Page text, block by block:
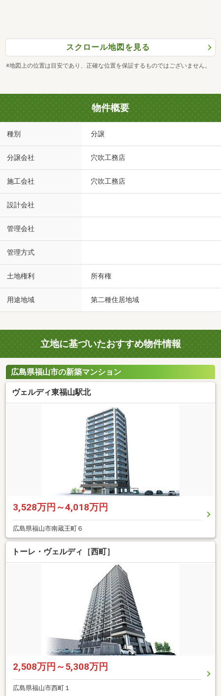
スクロール地図を見る
※地図上の位置は目安であり、正確な位置を保証するものではございません。
物件概要
種別 分譲
分譲会社 穴吹工務店
施工会社 穴吹工務店
設計会社
管理会社
管理方式
土地権利 所有権
用途地域 第二種住居地域
立地に基づいたおすすめ物件情報
広島県福山市の新築マンション
ヴェルディ東福山駅北
3,528万円～4,018万円
広島県福山市南蔵王町６
トーレ・ヴェルディ［西町］
2,508万円～5,308万円
広島県福山市西町１